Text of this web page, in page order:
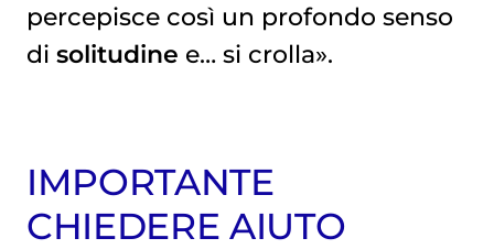
percepisce così un profondo senso
di solitudine e… si crolla».
IMPORTANTE
CHIEDERE AIUTO